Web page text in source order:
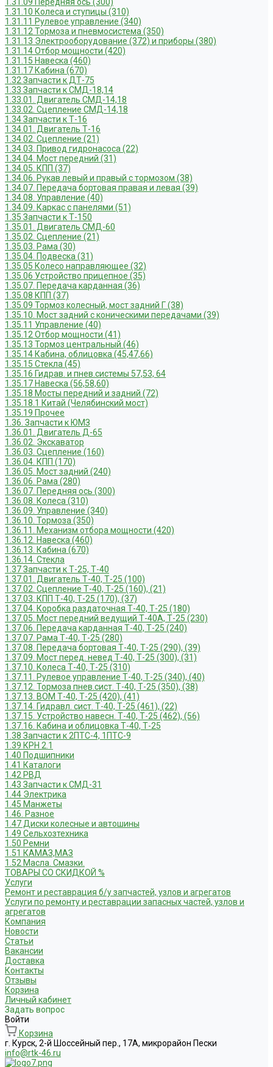
1.31.10 Колеса и ступицы (310)
1.31.11 Рулевое управление (340)
1.31.12 Тормоза и пневмосистема (350)
1.31.13 Электрооборудование (372) и приборы (380)
1.31.14 Отбор мощности (420)
1.31.15 Навеска (460)
1.31.17 Кабина (670)
1.32 Запчасти к ДТ-75
1.33 Запчасти к СМД-18,14
1.33.01. Двигатель СМД-14,18
1.33.02. Сцепление СМД-14,18
1.34 Запчасти к Т-16
1.34.01. Двигатель Т-16
1.34.02. Сцепление (21)
1.34.03. Привод гидронасоса (22)
1.34.04. Мост передний (31)
1.34.05. КПП (37)
1.34.06. Рукав левый и правый с тормозом (38)
1.34.07. Передача бортовая правая и левая (39)
1.34.08. Управление (40)
1.34.09. Каркас с панелями (51)
1.35 Запчасти к Т-150
1.35.01. Двигатель СМД-60
1.35.02. Сцепление (21)
1.35.03. Рама (30)
1.35.04. Подвеска (31)
1.35.05 Колесо направляющее (32)
1.35.06 Устройство прицепное (35)
1.35.07. Передача карданная (36)
1.35.08 КПП (37)
1.35.09 Тормоз колесный, мост задний Г (38)
1.35.10. Мост задний с коническими передачами (39)
1.35.11 Управление (40)
1.35.12 Отбор мощности (41)
1.35.13 Тормоз центральный (46)
1.35.14 Кабина, облицовка (45,47,66)
1.35.15 Стекла (45)
1.35.16 Гидрав. и пнев.системы 57,53, 64
1.35.17 Навеска (56,58,60)
1.35.18 Мосты передний и задний (72)
1.35.18.1 Китай (Челябинский мост)
1.35.19 Прочее
1.36. Запчасти к ЮМЗ
1.36.01. Двигатель Д-65
1.36.02. Экскаватор
1.36.03. Сцепление (160)
1.36.04. КПП (170)
1.36.05. Мост задний (240)
1.36.06. Рама (280)
1.36.07. Передняя ось (300)
1.36.08. Колеса (310)
1.36.09. Управление (340)
1.36.10. Тормоза (350)
1.36.11. Механизм отбора мощности (420)
1.36.12. Навеска (460)
1.36.13. Кабина (670)
1.36.14. Стекла
1.37 Запчасти к Т-25, Т-40
1.37.01. Двигатель Т-40, Т-25 (100)
1.37.02. Сцепление Т-40, Т-25 (160), (21)
1.37.03. КПП Т-40, Т-25 (170), (37)
1.37.04. Коробка раздаточная Т-40, Т-25 (180)
1.37.05. Мост передний ведущий Т-40А, Т-25 (230)
1.37.06. Передача карданная Т-40, Т-25 (240)
1.37.07. Рама Т-40, Т-25 (280)
1.37.08. Передача бортовая Т-40, Т-25 (290), (39)
1.37.09. Мост перед. невед Т-40, Т-25 (300), (31)
1.37.10. Колеса Т-40, Т-25 (310)
1.37.11. Рулевое управление Т-40, Т-25 (340), (40)
1.37.12. Тормоза пнев.сист. Т-40, Т-25 (350), (38)
1.37.13. ВОМ Т-40, Т-25 (420), (41)
1.37.14. Гидравл. сист. Т-40, Т-25 (461), (22)
1.37.15. Устройство навесн. Т-40, Т-25 (462), (56)
1.37.16. Кабина и облицовка Т-40, Т-25
1.38 Запчасти к 2ПТС-4, 1ПТС-9
1.39 КРН 2.1
1.40 Подшипники
1.41 Каталоги
1.42 РВД
1.43 Запчасти к СМД-31
1.44 Электрика
1.45 Манжеты
1.46. Разное
1.47 Диски колесные и автошины
1.49 Сельхозтехника
1.50 Ремни
1.51 КАМАЗ,МАЗ
1.52 Масла. Смазки.
ТОВАРЫ СО СКИДКОЙ %
Услуги
Ремонт и реставрация б/у запчастей, узлов и агрегатов
Услуги по ремонту и реставрации запасных частей, узлов и
агрегатов
Компания
Новости
Статьи
Вакансии
Доставка
Контакты
Отзывы
Корзина
Личный кабинет
Задать вопрос
Войти
Корзина
г. Курск, 2-й Шоссейный пер., 17А, микрорайон Пески
info@rtk-46.ru